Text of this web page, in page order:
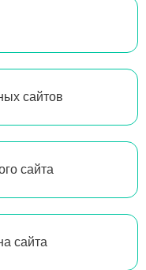
сайтов
сайта
сайта